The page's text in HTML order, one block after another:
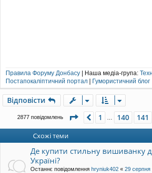
Правила Форуму Донбасу | Наша медіа-група:
Постапокаліптичний портал
Гумористичний блог
Відповісти
2877 повідомлень Сторінка 144з 144
Поперед.
1 140 141
Схожі теми
Де купити стильну вишиванку
Україні?
Останнє повідомлення hryniuk402 « 29 серпня